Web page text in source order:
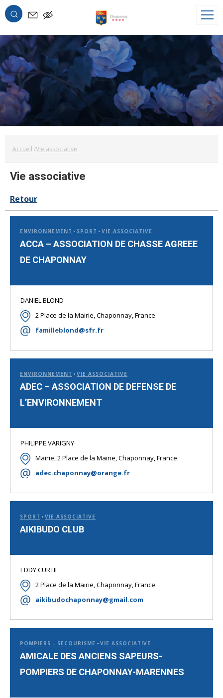
OK
Accueil Vie associative
Vie associative
Retour
ENVIRONNEMENT SPORT VIE ASSOCIATIVE
ACCA – ASSOCIATION DE CHASSE AGREEE
DE CHAPONNAY
DANIEL BLOND
2 Place de la Mairie, Chaponnay, France
familleblond@sfr.fr
ENVIRONNEMENT VIE ASSOCIATIVE
ADEC – ASSOCIATION DE DEFENSE DE
L’ENVIRONNEMENT
PHILIPPE VARIGNY
Mairie, 2 Place de la Mairie, Chaponnay, France
adec.chaponnay@orange.fr
SPORT VIE ASSOCIATIVE
AIKIBUDO CLUB
EDDY CURTIL
2 Place de la Mairie, Chaponnay, France
aikibudochaponnay@gmail.com
POMPIERS - SECOURISME VIE ASSOCIATIVE
AMICALE DES ANCIENS SAPEURS-
POMPIERS DE CHAPONNAY-MARENNES